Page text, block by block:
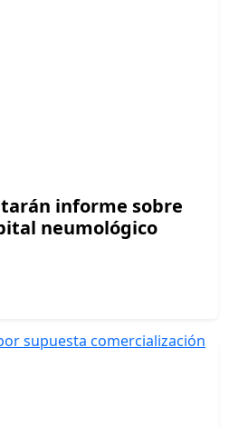
informe sobre
neumológico